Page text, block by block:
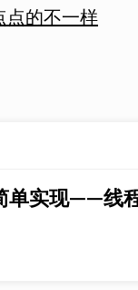
点的不一样
单实现——线